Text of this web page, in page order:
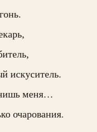
искуситель.
меня…
очарования.